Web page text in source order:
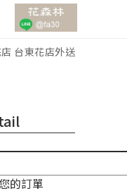
台東花店外送
的訂單